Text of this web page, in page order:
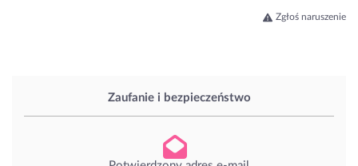
Zaufanie i bezpieczeństwo
Zgłoś naruszenie